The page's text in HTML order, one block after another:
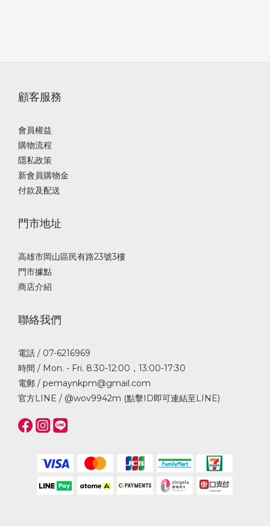
顧客服務
會員權益
購物流程
隱私政策
新會員購物金
付款及配送
門市地址
高雄市岡山區民有路23號3樓
門市據點
商店介紹
聯絡我們
電話 / 07-6216969
時間 / Mon. - Fri. 8:30-12:00，13:00-17:30
電郵 / pemaynkpm@gmail.com
官方LINE / @wov9942m (點擊ID即可連結至LINE)